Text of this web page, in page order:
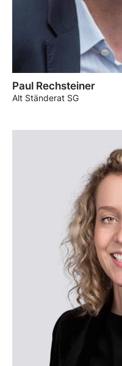
Paul Rechsteiner
Alt Ständerat SG